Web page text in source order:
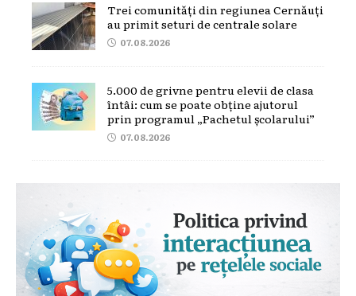
Trei comunități din regiunea Cernăuți
au primit seturi de centrale solare
07.08.2026
5.000 de grivne pentru elevii de clasa
întâi: cum se poate obține ajutorul
prin programul „Pachetul școlarului”
07.08.2026